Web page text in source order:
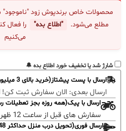
محصولات خاص برندپوش زود "ناموجود"
مطلع می‌شود.
"اطلاع بده"
را فعال
می‌کنیم
شارژ شد یا تخفیف خورد اطلاع بده 🔔
ارسال با پست پیشتاز(خرید بالای 3 میلیون رایگان)
ارسال بعدی: الان سفارش ثبت کن!
ارسال با پیک(همه روزه بجز تعطیلات
سفارش های قبل از ساعت 12 ظهر؛ ارسال همان روز خواهد بود.
ارسال فوری(تحویل درب منزل حداکثر 48 ساعته)